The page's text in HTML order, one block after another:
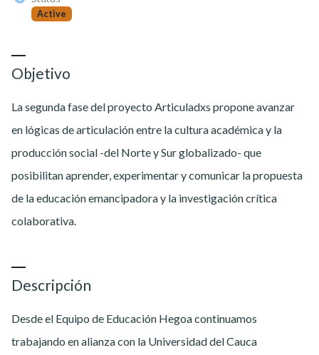
Objetivo
La segunda fase del proyecto Articuladxs propone avanzar
en lógicas de articulación entre la cultura académica y la
producción social -del Norte y Sur globalizado- que
posibilitan aprender, experimentar y comunicar la propuesta
de la educación emancipadora y la investigación crítica
colaborativa.
Descripción
Desde el Equipo de Educación Hegoa continuamos
trabajando en alianza con la Universidad del Cauca
Active